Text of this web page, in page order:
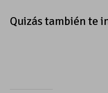
Quizás también te